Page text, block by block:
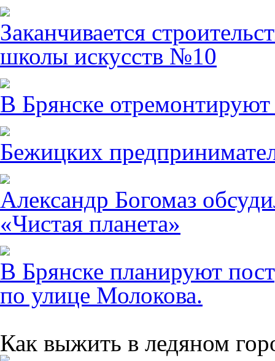
Заканчивается
школы искусств №10
В Брянске
Бежицких
Александр Богомаз
«Чистая планета»
В Брянске планируют
по улице Молокова.
Как выжить в ледяном